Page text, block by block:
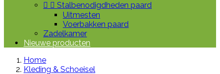
  Stalbenodigdheden paard
Uitmesten
Voerbakken paard
Zadelkamer
Nieuwe producten
Home
Kleding & Schoeisel